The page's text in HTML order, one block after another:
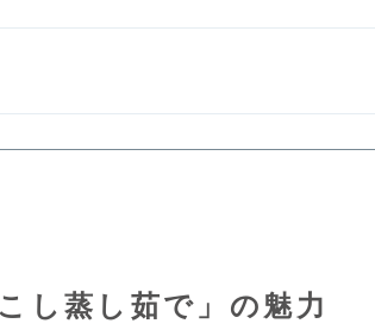
し蒸し茹で」の魅力